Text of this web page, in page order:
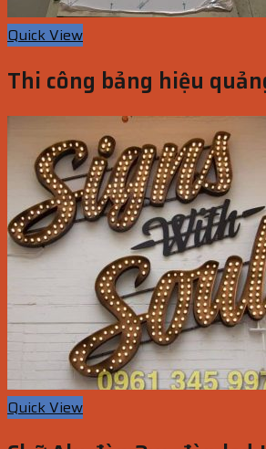
Quick View
Thi công bảng hiệu
Quick View